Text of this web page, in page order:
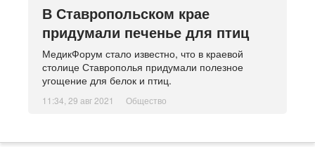
В Ставропольском крае
придумали печенье для птиц
МедикФорум стало известно, что в краевой
столице Ставрополья придумали полезное
угощение для белок и птиц.
11:34, 29 авг 2021 Общество